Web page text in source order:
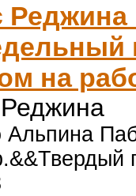
на
Альпина